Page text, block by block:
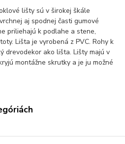
lišty sú v širokej škále
aj spodnej časti gumové
priliehajú k podlahe a stene,
Lišta je vyrobená z PVC. Rohy k
drevodekor ako lišta. Lišty majú v
montážne skrutky a je ju možné